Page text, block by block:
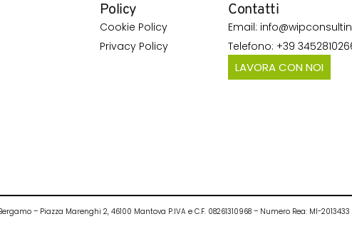
Policy
Cookie Policy
Privacy Policy
Contatti
Email:
Telefono: +39
LAVORA CON NOI
– Piazza Marenghi 2, 46100 Mantova P.IVA e C.F. 08261310968 – Numero Rea: MI-